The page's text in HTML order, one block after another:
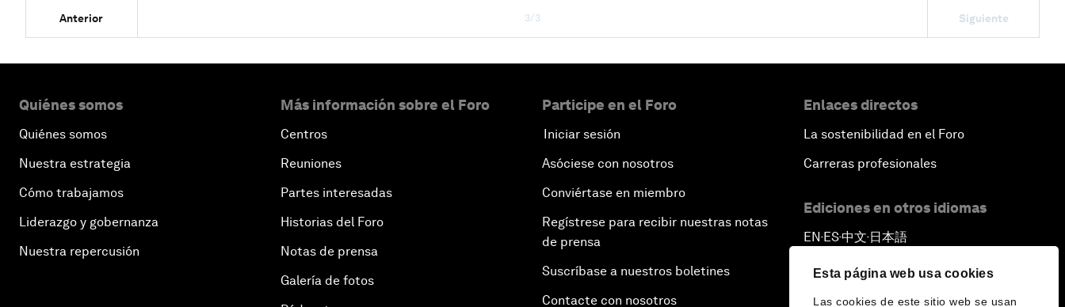
Esta página web usa cookies
Las cookies de este sitio web se usan
Anterior 3/3 Siguiente
Quiénes somos
Quiénes somos
Nuestra estrategia
Cómo trabajamos
Liderazgo y gobernanza
Nuestra repercusión
Más información sobre el Foro
Centros
Reuniones
Partes interesadas
Historias del Foro
Notas de prensa
Galería de fotos
Participe en el Foro
Iniciar sesión
Asóciese con nosotros
Conviértase en miembro
Regístrese para recibir nuestras notas
de prensa
Suscríbase a nuestros boletines
Contacte con nosotros
Enlaces directos
La sostenibilidad en el Foro
Carreras profesionales
Ediciones en otros idiomas
EN ▪ ES▪中文▪ 日本語